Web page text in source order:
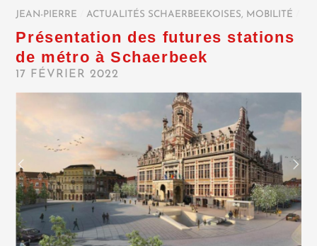
JEAN-PIERRE ACTUALITÉS SCHAERBEEKOISES, MOBILITÉ
Présentation des futures stations
de métro à Schaerbeek
17 FÉVRIER 2022